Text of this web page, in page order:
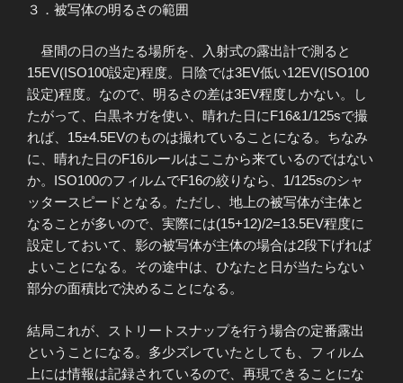
３．被写体の明るさの範囲
昼間の日の当たる場所を、入射式の露出計で測ると
15EV(ISO100設定)程度。日陰では3EV低い12EV(ISO100
設定)程度。なので、明るさの差は3EV程度しかない。し
たがって、白黒ネガを使い、晴れた日にF16&1/125sで撮
れば、15±4.5EVのものは撮れていることになる。ちなみ
に、晴れた日のF16ルールはここから来ているのではない
か。ISO100のフィルムでF16の絞りなら、1/125sのシャ
ッタースピードとなる。ただし、地上の被写体が主体と
なることが多いので、実際には(15+12)/2=13.5EV程度に
設定しておいて、影の被写体が主体の場合は2段下げれば
よいことになる。その途中は、ひなたと日が当たらない
部分の面積比で決めることになる。
結局これが、ストリートスナップを行う場合の定番露出
ということになる。多少ズレていたとしても、フィルム
上には情報は記録されているので、再現できることにな